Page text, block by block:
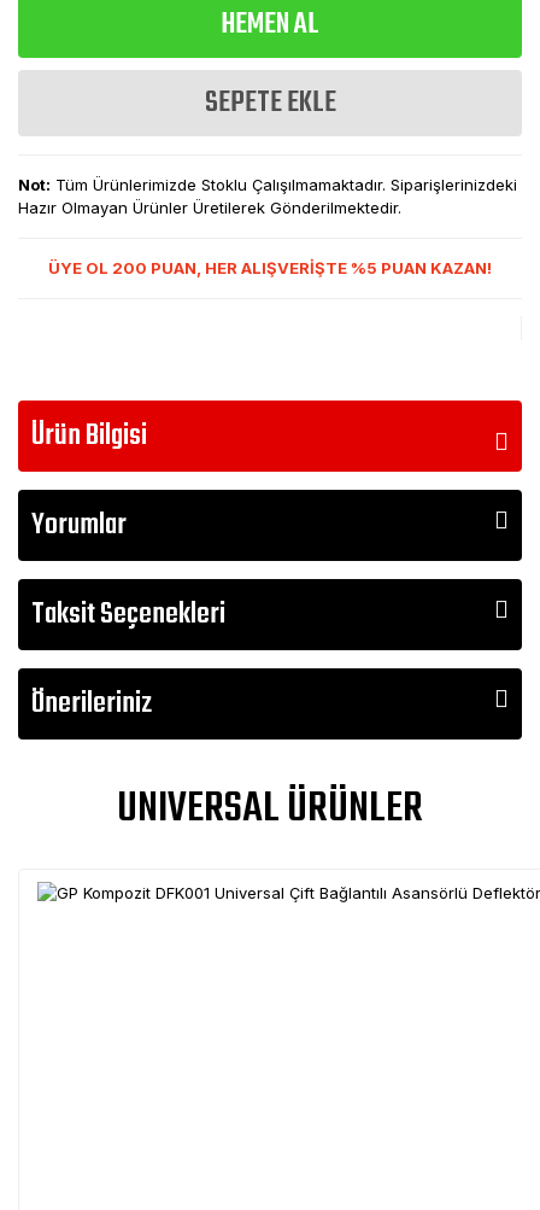
HEMEN AL
SEPETE EKLE
Not: Tüm Ürünlerimizde Stoklu Çalışılmamaktadır. Siparişlerinizdeki
Hazır Olmayan Ürünler Üretilerek Gönderilmektedir.
ÜYE OL 200 PUAN, HER ALIŞVERİŞTE %5 PUAN KAZAN!
Ürün Bilgisi
Yorumlar
Taksit Seçenekleri
Önerileriniz
UNIVERSAL ÜRÜNLER